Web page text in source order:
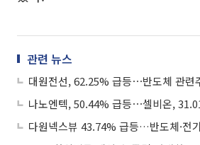
관련 뉴스